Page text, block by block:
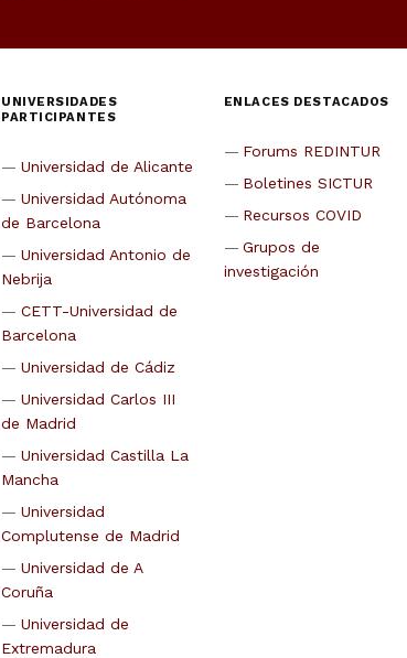
UNIVERSIDADES
PARTICIPANTES
Universidad de Alicante
Universidad Autónoma
de Barcelona
Universidad Antonio de
Nebrija
CETT-Universidad de
Barcelona
Universidad de Cádiz
Universidad Carlos III
de Madrid
Universidad Castilla La
Mancha
Universidad
Complutense de Madrid
Universidad de A
Coruña
Universidad de
Extremadura
ENLACES DESTACADOS
Forums REDINTUR
Boletines SICTUR
Recursos COVID
Grupos de
investigación